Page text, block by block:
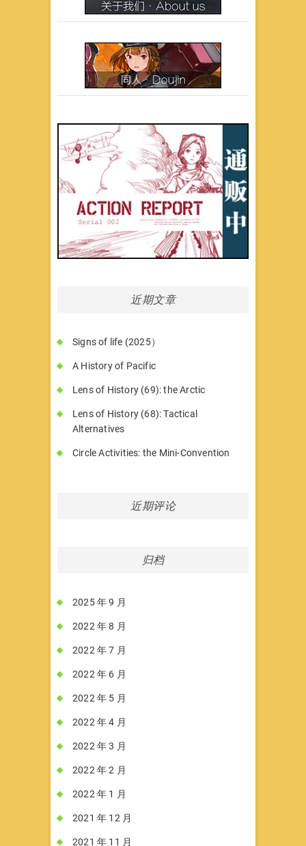
近期文章
Signs of life (2025）
A History of Pacific
Lens of History (69): the Arctic
Lens of History (68): Tactical
Alternatives
Circle Activities: the Mini-Convention
近期评论
归档
2025 年 9 月
2022 年 8 月
2022 年 7 月
2022 年 6 月
2022 年 5 月
2022 年 4 月
2022 年 3 月
2022 年 2 月
2022 年 1 月
2021 年 12 月
2021 年 11 月